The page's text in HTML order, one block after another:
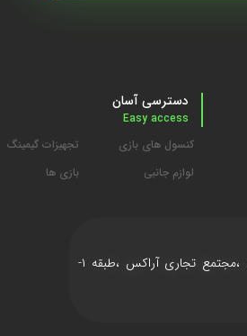
دسترسی آسان
Easy access
کنسول های بازی
لوازم جانبی
تجهیزات گیمینگ
بازی ها
کرج ،جهانشهر ،خیابان استانداری ،مجتمع تجاری آراکس ،طبقه ۱-